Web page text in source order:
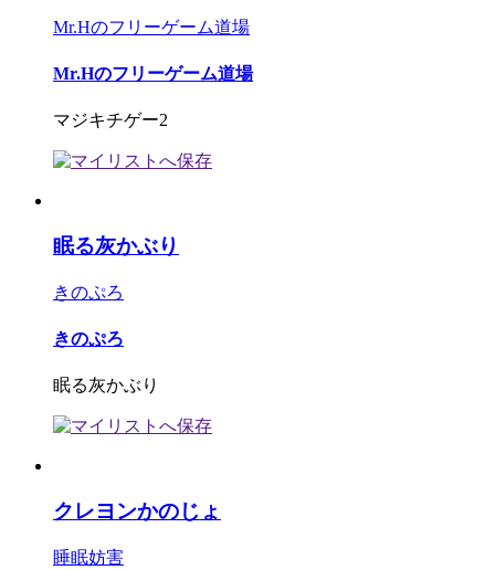
Mr.Hのフリーゲーム道場
Mr.Hのフリーゲーム道場
マジキチゲー2
眠る灰かぶり
きのぷろ
きのぷろ
眠る灰かぶり
クレヨンかのじょ
睡眠妨害